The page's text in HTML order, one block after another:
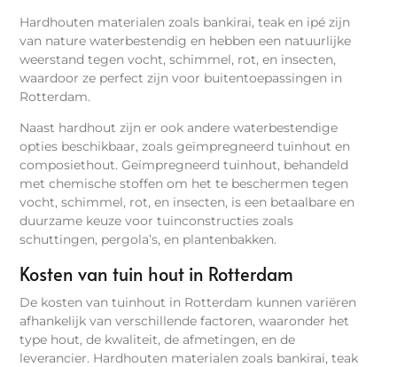
Hardhouten materialen zoals bankirai, teak en ipé zijn
van nature waterbestendig en hebben een natuurlijke
weerstand tegen vocht, schimmel, rot, en insecten,
waardoor ze perfect zijn voor buitentoepassingen in
Rotterdam.
Naast hardhout zijn er ook andere waterbestendige
opties beschikbaar, zoals geïmpregneerd tuinhout en
composiethout. Geïmpregneerd tuinhout, behandeld
met chemische stoffen om het te beschermen tegen
vocht, schimmel, rot, en insecten, is een betaalbare en
duurzame keuze voor tuinconstructies zoals
schuttingen, pergola’s, en plantenbakken.
Kosten van tuin hout in Rotterdam
De kosten van tuinhout in Rotterdam kunnen variëren
afhankelijk van verschillende factoren, waaronder het
type hout, de kwaliteit, de afmetingen, en de
leverancier. Hardhouten materialen zoals bankirai, teak